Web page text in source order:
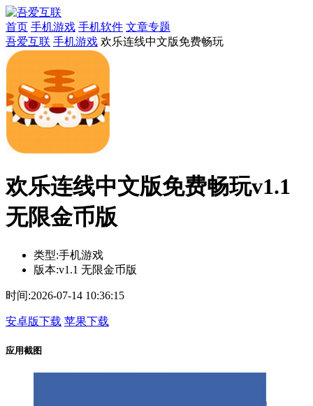
首页 手机游戏 手机软件 文章专题
吾爱互联 手机游戏 欢乐连线中文版免费畅玩
欢乐连线中文版免费畅玩v1.1
无限金币版
类型:手机游戏
版本:v1.1 无限金币版
时间:2026-07-14 10:36:15
安卓版下载 苹果下载
应用截图